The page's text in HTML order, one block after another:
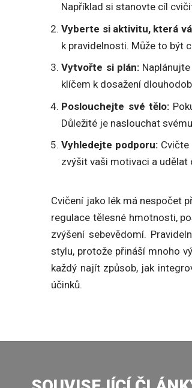
Například si stanovte cíl
Vyberte si aktivitu, která
k pravidelnosti. Může to být
Vytvořte si plán:
klíčem k dosažení
Poslouchejte své tělo:
Důležité je naslouchat
Vyhledejte podporu:
zvýšit vaši motivaci a udělat
Cvičení jako lék má nespočet
regulace tělesné hmotnosti,
zvýšení sebevědomí.
stylu, protože přináší mnoho
každý najít způsob, jak
účinků.